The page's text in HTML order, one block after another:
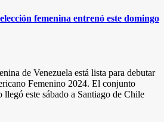
femenina entrenó este domingo
de Venezuela está lista para debutar
Femenino 2024. El conjunto
este sábado a Santiago de Chile